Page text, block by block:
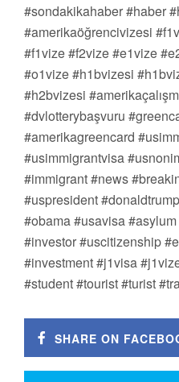
#sondakikahaber #haber
#amerikaöğrencivizesi
#f1vize #f2vize #e1vize
#o1vize #h1bvizesi
#h2bvizesi
#dvlotterybaşvuru
#amerikagreencard
#usimmigrantvisa
#immigrant #news
#uspresident
#obama #usavisa
#investor #uscitizenship
#investment #j1visa
#student #tourist #turist
SHARE ON